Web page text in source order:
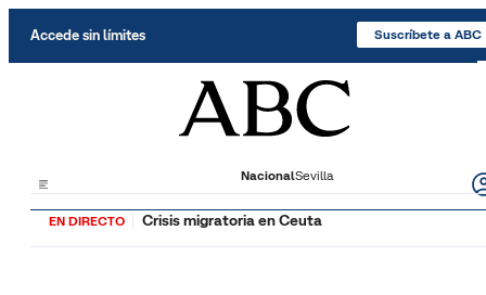
Accede sin límites Suscríbete a ABC
NacionalSevilla
EN DIRECTO Crisis migratoria en Ceuta